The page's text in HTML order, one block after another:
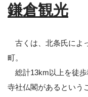
鎌倉観光
古くは、北条氏によ
町。
総計13km以上を徒歩
寺社仏閣があるという